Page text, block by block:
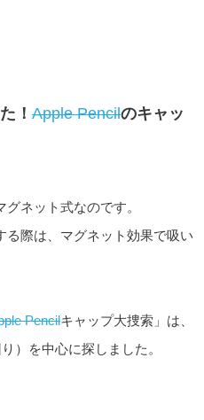
！ Apple Pencilのキャッ
ネット式なのです。
る際は、マグネット効果で吸い
Pencilキャップ大捜索」は、
）を中心に探しました。